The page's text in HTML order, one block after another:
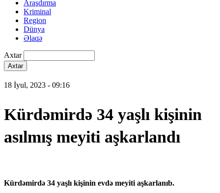
Araşdırma
Kriminal
Region
Dünya
Əlaqə
Axtar
18 İyul, 2023 - 09:16
Kürdəmirdə 34 yaşlı kişinin
asılmış meyiti aşkarlandı
Kürdəmirdə 34 yaşlı kişinin evdə meyiti aşkarlanıb.